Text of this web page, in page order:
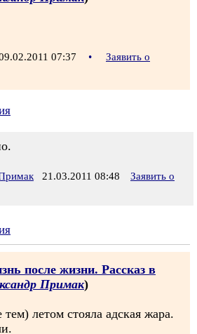
07:37 •
Заявить о
21.03.2011 08:48
Заявить о
после жизни. Рассказ в
Примак)
летом стояла адская жара.